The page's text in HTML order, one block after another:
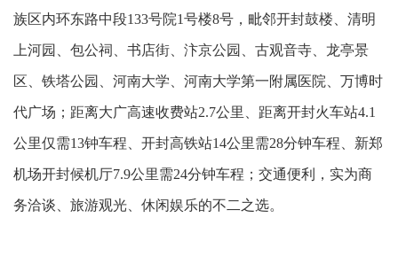
族区内环东路中段133号院1号楼8号，毗邻开封鼓楼、清明
上河园、包公祠、书店街、汴京公园、古观音寺、龙亭景
区、铁塔公园、河南大学、河南大学第一附属医院、万博时
代广场；距离大广高速收费站2.7公里、距离开封火车站4.1
公里仅需13钟车程、开封高铁站14公里需28分钟车程、新郑
机场开封候机厅7.9公里需24分钟车程；交通便利，实为商
务洽谈、旅游观光、休闲娱乐的不二之选。